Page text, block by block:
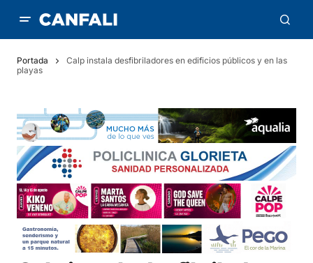
Portada
Calp instala desfibriladores en edificios públicos y en las
playas